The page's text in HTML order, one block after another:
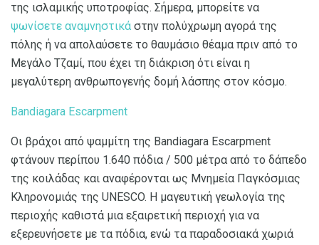
της ισλαμικής υποτροφίας. Σήμερα, μπορείτε να
ψωνίσετε αναμνηστικά στην πολύχρωμη αγορά της
πόλης ή να απολαύσετε το θαυμάσιο θέαμα πριν από το
Μεγάλο Τζαμί, που έχει τη διάκριση ότι είναι η
μεγαλύτερη ανθρωπογενής δομή λάσπης στον κόσμο.
Bandiagara Escarpment
Οι βράχοι από ψαμμίτη της Bandiagara Escarpment
φτάνουν περίπου 1.640 πόδια / 500 μέτρα από το δάπεδο
της κοιλάδας και αναφέρονται ως Μνημεία Παγκόσμιας
Κληρονομιάς της UNESCO. Η μαγευτική γεωλογία της
περιοχής καθιστά μια εξαιρετική περιοχή για να
εξερευνήσετε με τα πόδια, ενώ τα παραδοσιακά χωριά